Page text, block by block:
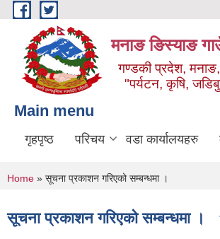
Skip to main content
मनाङ ङिस्याङ
गण्डकी प्रदेश,
"पर्यटन, कृषि,
Main menu
गृहपृष्ठ परिचय वडा कार्यालयहरु
You are here
Home » सूचना प्रकाशन गरिएको सम्बन्धमा ।
सूचना प्रकाशन गरिएको सम्बन्धमा ।